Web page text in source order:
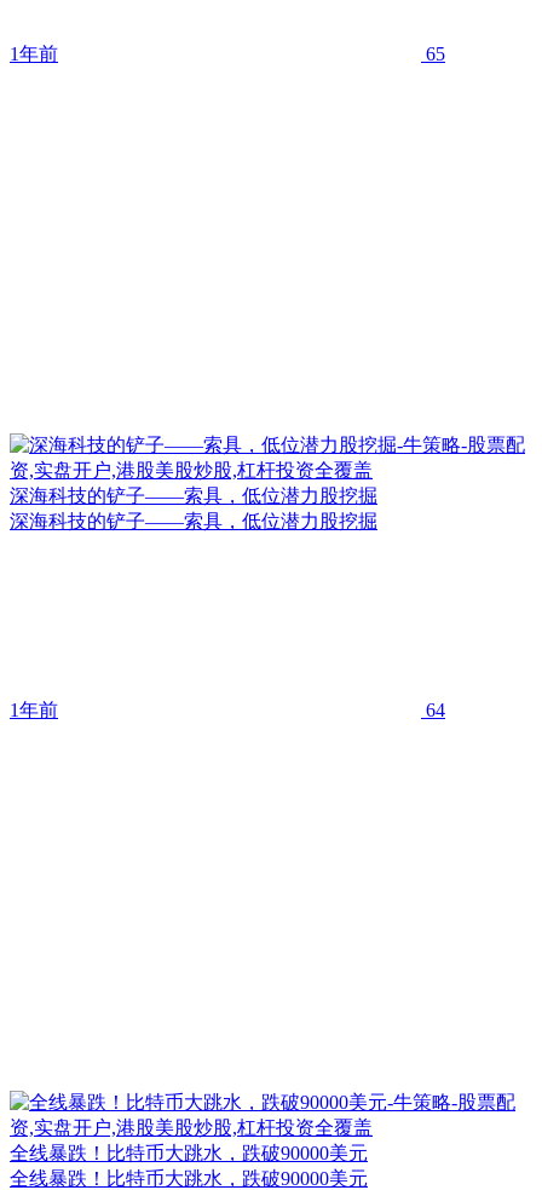
1年前 65
深海科技的铲子——索具，低位潜力股挖掘
深海科技的铲子——索具，低位潜力股挖掘
1年前 64
全线暴跌！比特币大跳水，跌破90000美元
全线暴跌！比特币大跳水，跌破90000美元